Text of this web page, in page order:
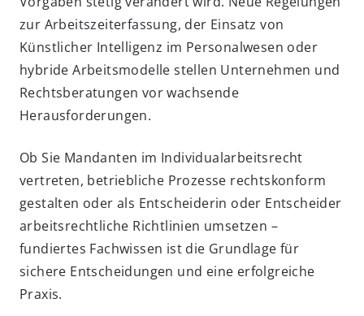
zur Arbeitszeiterfassung, der Einsatz von
Künstlicher Intelligenz im Personalwesen oder
hybride Arbeitsmodelle stellen Unternehmen und
Rechtsberatungen vor wachsende
Herausforderungen.
Ob Sie Mandanten im Individualarbeitsrecht
vertreten, betriebliche Prozesse rechtskonform
gestalten oder als Entscheiderin oder Entscheider
arbeitsrechtliche Richtlinien umsetzen –
fundiertes Fachwissen ist die Grundlage für
sichere Entscheidungen und eine erfolgreiche
Praxis.